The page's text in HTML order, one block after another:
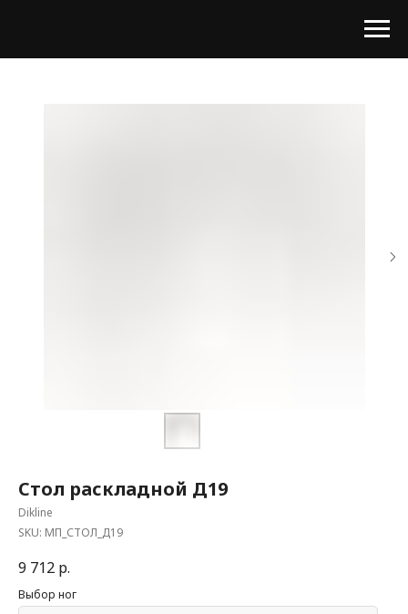
Стол раскладной Д19
Dikline
SKU: МП_СТОЛ_Д19
9 712 р.
Выбор ног